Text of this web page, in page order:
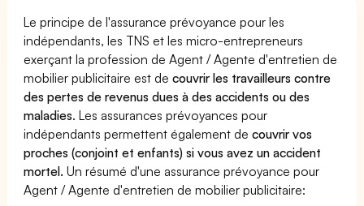
Le principe de l'assurance prévoyance pour les
indépendants, les TNS et les micro-entrepreneurs
exerçant la profession de Agent / Agente d'entretien de
mobilier publicitaire est decouvrir les travailleurs contre
des pertes de revenus dues à des accidents ou des
maladies. Les assurances prévoyances pour
indépendants permettent également decouvrir vos
proches (conjoint et enfants) si vous avez un accident
mortel. Un résumé d'une assurance prévoyance pour
Agent / Agente d'entretien de mobilier publicitaire: